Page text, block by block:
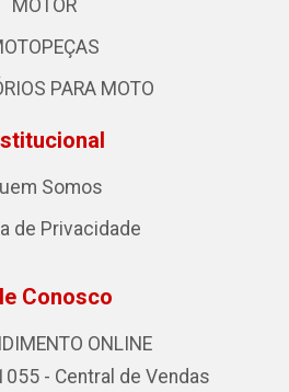
MOTOR
PARA MOTO
Somos
de Privacidade
Conosco
ONLINE
- Central de Vendas